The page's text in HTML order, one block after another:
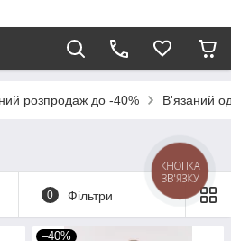
розпродаж до -40% В'язаний
0 Фільтри
–40%
КНОПКА
ЗВ'ЯЗКУ